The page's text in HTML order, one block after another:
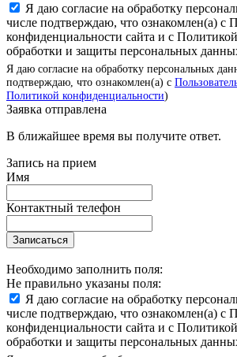
Я даю согласие на обработку
числе подтверждаю, что ознакомлен(а) с
конфиденциальности сайта и с
обработки и защиты персональных
Я даю согласие на обработку персональных
подтверждаю, что ознакомлен(а) с
Политикой конфиденциальности)
Заявка отправлена
В ближайшее время вы получите ответ.
Запись на прием
Имя
Контактный телефон
Записаться
Необходимо заполнить поля:
Не правильно указаны поля:
Я даю согласие на обработку
числе подтверждаю, что ознакомлен(а) с
конфиденциальности сайта и с
обработки и защиты персональных